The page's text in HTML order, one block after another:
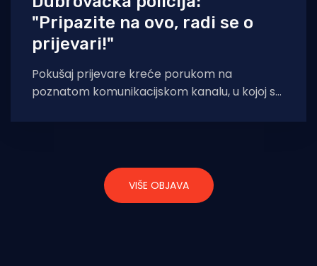
"Pripazite na ovo, radi se o
prijevari!"
Pokušaj prijevare kreće porukom na
poznatom komunikacijskom kanalu, u kojoj se
natjecanju, najčešće za
VIŠE OBJAVA